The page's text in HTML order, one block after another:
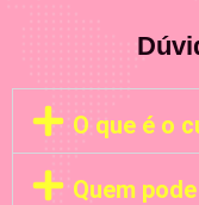
O que é o
Quem